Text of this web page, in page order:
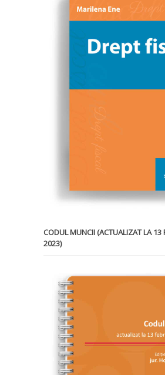
CODUL MUNCII (ACTUALIZAT LA 13
2023)